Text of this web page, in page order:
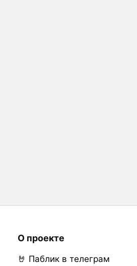
О проекте
🤘 Паблик в телеграм